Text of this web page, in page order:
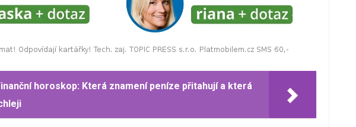
horoskop: Která znamení peníze přitahují a která